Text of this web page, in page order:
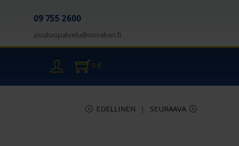
09 755 2600
asiakaspalvelu@novakari.fi
0 €
EDELLINEN SEURAAVA